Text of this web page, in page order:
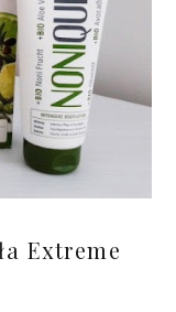
Extreme